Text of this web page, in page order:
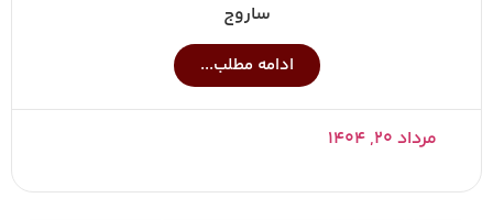
ساروج
ادامه مطلب...
مرداد ۲۰, ۱۴۰۴